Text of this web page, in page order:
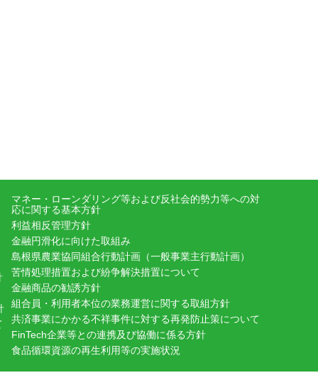
マネー・ローンダリング等および反社会的勢力等への対
応に関する基本方針
利益相反管理方針
金融円滑化に向けた取組み
島根県農業協同組合行動計画（一般事業主行動計画）
苦情処理措置および紛争解決措置について
金融商品の勧誘方針
組合員・利用者本位の業務運営に関する取組方針
共済事業にかかる不祥事件に対する再発防止策について
FinTech企業等との連携及び協働に係る方針
食品循環資源の再生利用等の実施状況